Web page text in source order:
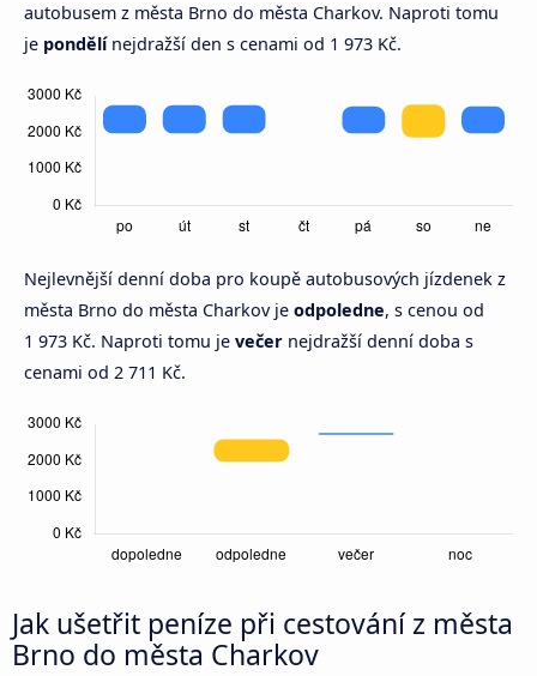
autobusem z města Brno do města Charkov. Naproti tomu
je pondělínejdražší den s cenami od 1 973 Kč.
Nejlevnější denní doba pro koupě autobusových jízdenek z
města Brno do města Charkov je odpoledne, s cenou od
1 973 Kč. Naproti tomu je večer nejdražší denní doba s
cenami od 2 711 Kč.
Jak ušetřit peníze při cestování z města
Brno do města Charkov